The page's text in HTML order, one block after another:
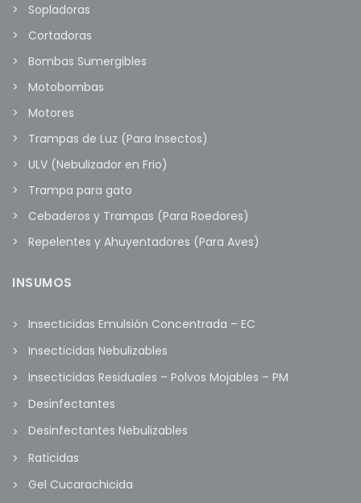
Sopladoras
Cortadoras
Bombas Sumergibles
Motobombas
Motores
Trampas de Luz (Para Insectos)
ULV (Nebulizador en Frio)
Trampa para gato
Cebaderos y Trampas (Para Roedores)
Repelentes y Ahuyentadores (Para Aves)
INSUMOS
Insecticidas Emulsión Concentrada – EC
Insecticidas Nebulizables
Insecticidas Residuales – Polvos Mojables – PM
Desinfectantes
Desinfectantes Nebulizables
Raticidas
Gel Cucarachicida